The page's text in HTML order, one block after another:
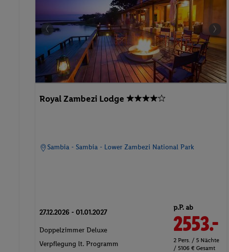
Royal Zambezi Lodge
Sambia - Sambia - Lower Zambezi National Park
27.12.2026 - 01.01.2027
Doppelzimmer Deluxe
Verpflegung lt. Programm
p.P. ab
2553.-
2 Pers. / 5 Nächte
/ 5106 € Gesamt